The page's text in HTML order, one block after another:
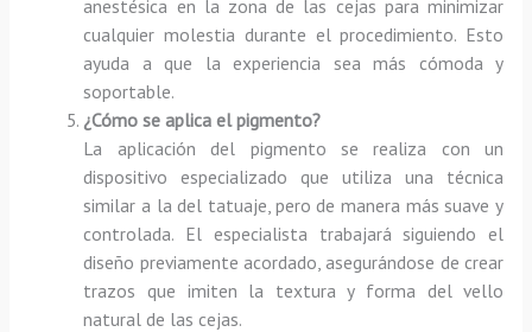
anestésica en la zona de las cejas para minimizar
cualquier molestia durante el procedimiento. Esto
ayuda a que la experiencia sea más cómoda y
soportable.
¿Cómo se aplica el pigmento?
La aplicación del pigmento se realiza con un
dispositivo especializado que utiliza una técnica
similar a la del tatuaje, pero de manera más suave y
controlada. El especialista trabajará siguiendo el
diseño previamente acordado, asegurándose de crear
trazos que imiten la textura y forma del vello
natural de las cejas.